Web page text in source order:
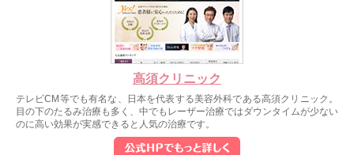
高須クリニック
テレビCM等でも有名な、日本を代表する美容外科である高須クリニック。
目の下のたるみ治療も多く、中でもレーザー治療ではダウンタイムが少ない
のに高い効果が実感できると人気の治療です。